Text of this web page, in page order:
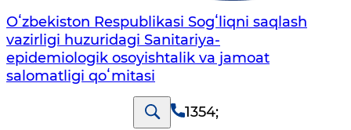
Oʻzbekiston Respublikasi Sogʻliqni saqlash
vazirligi huzuridagi Sanitariya-
epidemiologik osoyishtalik va jamoat
salomatligi qoʻmitasi
1354;